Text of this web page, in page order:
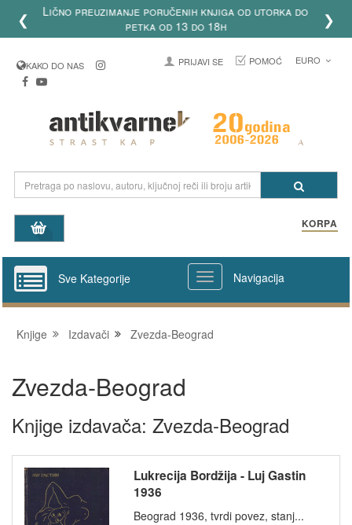
❮
Birajte uplatu na račun, platne kartice, paypal i
uštedite do 50% cene poštarine!
❯
KAKO DO NAS PRIJAVI SE POMOĆ EURO
KORPA
Sve Kategorije Navigacija
Knjige Izdavači Zvezda-Beograd
Zvezda-Beograd
Knjige izdavača: Zvezda-Beograd
Lukrecija Bordžija - Luj Gastin
1936
Beograd 1936, tvrdi povez, stanj...